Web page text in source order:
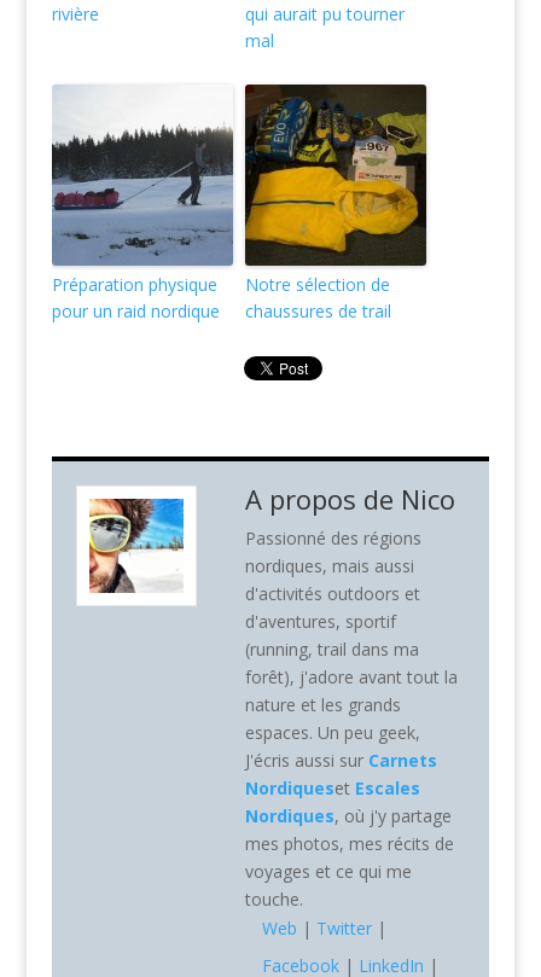
rivière
qui aurait pu tourner
mal
Préparation physique
pour un raid nordique
Notre sélection de
chaussures de trail
A propos de Nico
Passionné des régions
nordiques, mais aussi
d'activités outdoors et
d'aventures, sportif
(running, trail dans ma
forêt), j'adore avant tout la
nature et les grands
espaces. Un peu geek,
J'écris aussi sur Carnets
Nordiqueset Escales
Nordiques, où j'y partage
mes photos, mes récits de
voyages et ce qui me
touche.
Web | Twitter|
Facebook| LinkedIn |